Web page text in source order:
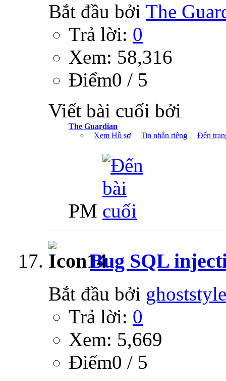
Bắt đầu bởi The
Trả lời: 0
Xem: 58,316
Ðiểm0 / 5
Viết bài cuối bởi
The Guardian
Xem Hồ sơ
Tin nhắn riêng Đến
PM
Bug SQL
Bắt đầu bởi ghoststyle
Trả lời: 0
Xem: 5,669
Ðiểm0 / 5